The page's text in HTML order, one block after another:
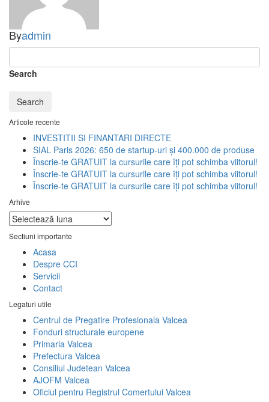
Byadmin
Search
Search
Articole recente
INVESTITII SI FINANTARI DIRECTE
SIAL Paris 2026: 650 de startup-uri și 400.000 de produse
Înscrie-te GRATUIT la cursurile care îți pot schimba viitorul!
Înscrie-te GRATUIT la cursurile care îți pot schimba viitorul!
Înscrie-te GRATUIT la cursurile care îți pot schimba viitorul!
Arhive
Arhive
Sectiuni importante
Acasa
Despre CCI
Servicii
Contact
Legaturi utile
Centrul de Pregatire Profesionala Valcea
Fonduri structurale europene
Primaria Valcea
Prefectura Valcea
Consiliul Judetean Valcea
AJOFM Valcea
Oficiul pentru Registrul Comertului Valcea